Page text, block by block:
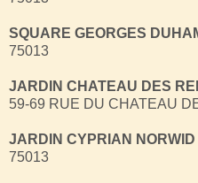
SQUARE GEORGES
75013
JARDIN CHATEAU DES
59-69 RUE DU CHATEAU
JARDIN CYPRIAN NORWID
75013